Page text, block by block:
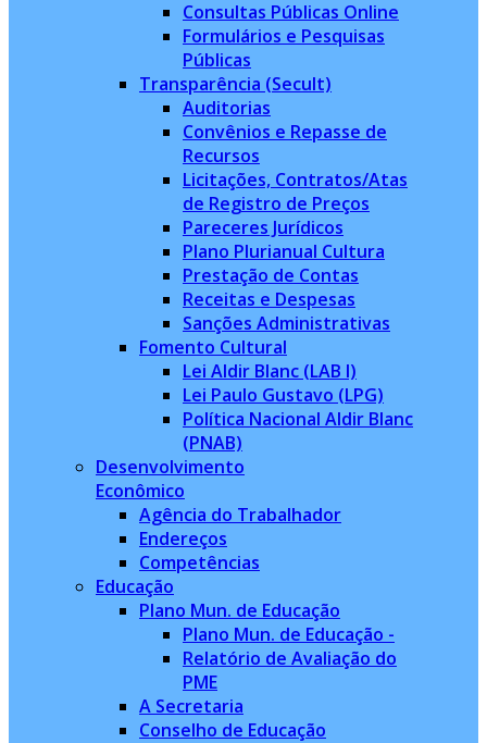
Consultas Públicas Online
Formulários e Pesquisas
Públicas
Transparência (Secult)
Auditorias
Convênios e Repasse de
Recursos
Licitações, Contratos/Atas
de Registro de Preços
Pareceres Jurídicos
Plano Plurianual Cultura
Prestação de Contas
Receitas e Despesas
Sanções Administrativas
Fomento Cultural
Lei Aldir Blanc (LAB I)
Lei Paulo Gustavo (LPG)
Política Nacional Aldir Blanc
(PNAB)
Desenvolvimento
Econômico
Agência do Trabalhador
Endereços
Competências
Educação
Plano Mun. de Educação
Plano Mun. de Educação -
Relatório de Avaliação do
PME
A Secretaria
Conselho de Educação